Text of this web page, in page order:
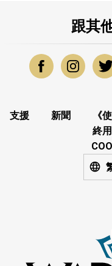
跟其
支援 新聞 《
終